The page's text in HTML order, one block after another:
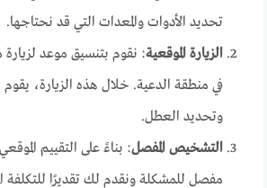
تحديد الأدوات والمعدات التي قد نحتاجها.
الزيارة الموقعية: نقوم بتنسيق موعد
في منطقة الدعية. خلال هذه الزيارة، يقوم
وتحديد العطل.
التشخيص المفصل: بناءً على التقييم
مفصل للمشكلة ونقدم لك تقديرًا للتكلفة